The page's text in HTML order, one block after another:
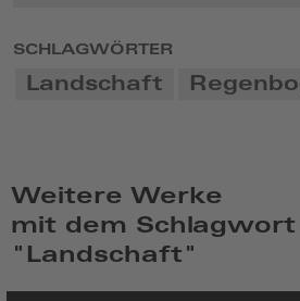
SCHLAGWÖRTER
Landschaft
Weitere Werke
mit dem Schlagwort
"Landschaft"